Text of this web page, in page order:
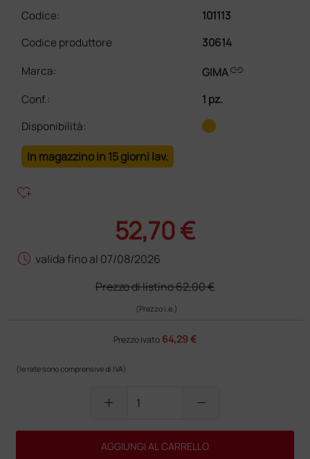
Codice:
101113
Codice produttore
30614
Marca:
GIMAlink
Conf.:
1 pz.
Disponibilità:
In magazzino in 15 giorni lav.
heart_plus
52,70 €
schedule valida fino al 07/08/2026
Prezzo di listino62,00 €
(Prezzo i.e.)
Prezzo ivato 64,29 €
(le rate sono comprensive di IVA)
add remove
AGGIUNGI AL CARRELLO